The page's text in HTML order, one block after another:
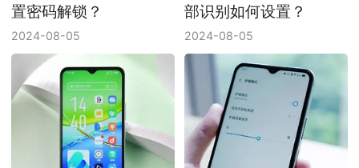
置密码解锁？
2024-08-05
部识别如何设置？
2024-08-05